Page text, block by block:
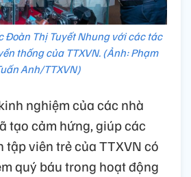
Đoàn Thị Tuyết Nhung với các tác
thống của TTXVN. (Ảnh: Phạm
Anh/TTXVN)
nghiệm của các nhà
tạo cảm hứng, giúp các
tập viên trẻ của TTXVN có
quý báu trong hoạt động